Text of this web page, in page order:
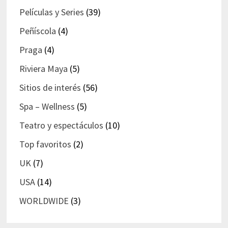
Películas y Series (39)
Peñíscola (4)
Praga (4)
Riviera Maya (5)
Sitios de interés (56)
Spa – Wellness (5)
Teatro y espectáculos (10)
Top favoritos (2)
UK(7)
USA(14)
WORLDWIDE (3)